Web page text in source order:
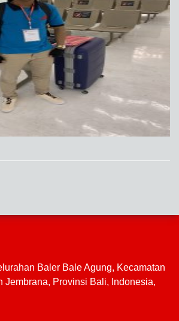
Baler Bale Agung, Kecamatan
Jembrana, Provinsi Bali, Indonesia,